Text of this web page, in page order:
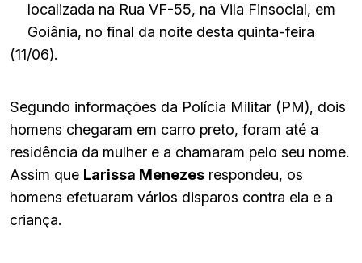
localizada na Rua VF-55, na Vila Finsocial, em
Goiânia, no final da noite desta quinta-feira
(11/06).
Segundo informações da Polícia Militar (PM), dois
homens chegaram em carro preto, foram até a
residência da mulher e a chamaram pelo seu nome.
Assim que Larissa Menezes respondeu, os
homens efetuaram vários disparos contra ela e a
criança.